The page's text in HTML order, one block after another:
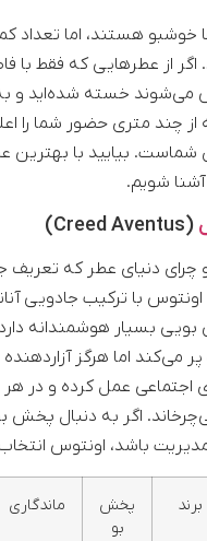
خوشبو هستند، اما تعداد
اگر از عطرهایی که فقط با
خسته شده‌اید و به
چند متری حضور شما را
بیایید با بهترین
شویم.
(Creed Aventus)
چرای دنیای عطر که تعریف
اونتوس با ترکیب جادویی
بسیار هوشمندانه
می‌کند اما هرگز
اجتماعی عمل کرده و در هر
اگر به دنبال پخش
باشد، اونتوس
برند
پخش
بو
ماندگاری